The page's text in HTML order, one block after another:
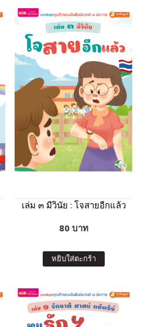
เล่ม ๓ มีวินัย : โจสายอีกแล้ว
80 บาท
หยิบใส่ตะกร้า